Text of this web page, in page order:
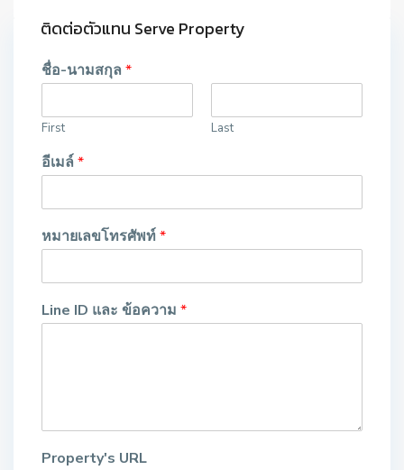
ติดต่อตัวแทน Serve Property
ชื่อ-นามสกุล *
First Last
อีเมล์ *
หมายเลขโทรศัพท์ *
Line ID และ ข้อความ *
Property's URL